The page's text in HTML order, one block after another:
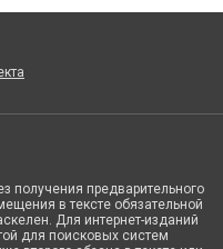
получения предварительного
в тексте обязательной
Для интернет-изданий
для поисковых систем